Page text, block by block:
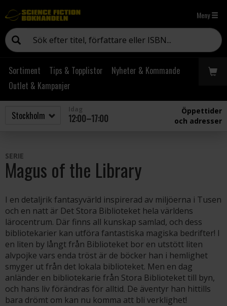
Meny
Sortiment Tips & Topplistor
Nyheter & Kommande
Outlet & Kampanjer
12:00–17:00
Öppettider
och adresser
SERIE
Magus of the Library
I en detaljrik fantasyvärld inspirerad av miljöerna i Tusen
och en natt är Det Stora Biblioteket hela världens
lärocentrum. Där finns all kunskap samlad, och dess
bibliotekarier kan utföra fantastiska magiska bedrifter! I
en liten by långt från Biblioteket bor en utstött liten
alvpojke vars enda tröst är de böcker han i hemlighet
smyger ut från det lokala biblioteket. Men en dag
anländer en bibliotekarie från Stora Biblioteket till byn,
och hans liv förändras för alltid. De äventyr han hittills
bara drömt om kan nu komma att bli verklighet!